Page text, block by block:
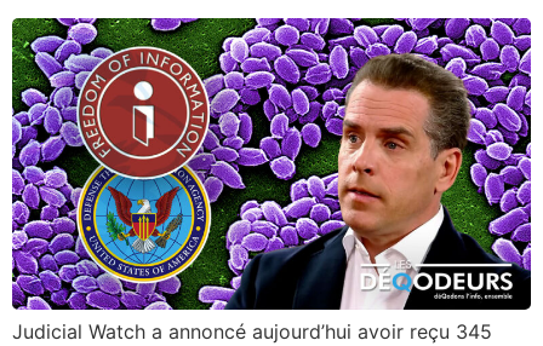
Judicial Watch a annoncé aujourd’hui avoir reçu 345